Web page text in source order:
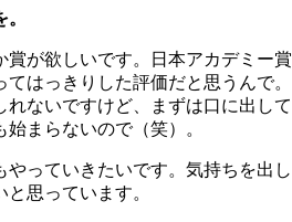
賞が欲しいです。日本アカデミー賞
はっきりした評価だと思うんで。
ないですけど、まずは口に出して
まらないので（笑）。
やっていきたいです。気持ちを出し
思っています。